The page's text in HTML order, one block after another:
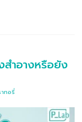
สำอางหรือยัง
ทอรี่